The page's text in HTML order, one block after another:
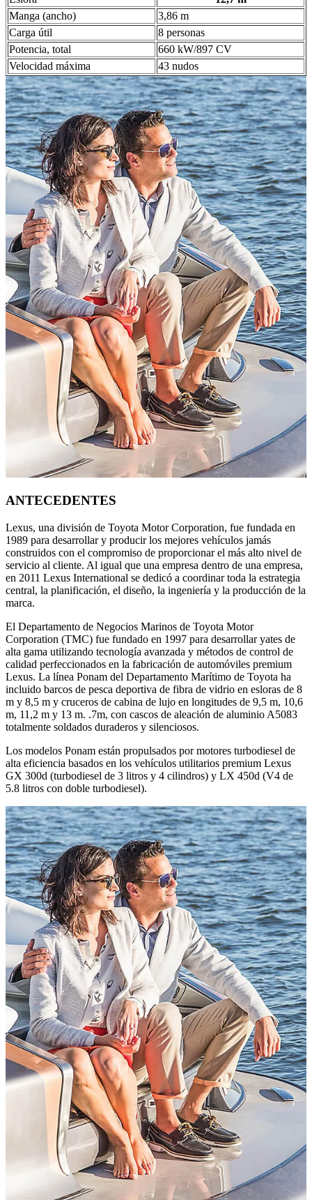
Manga (ancho)
3,86 m
Carga útil
8 personas
Potencia, total
660 kW/897 CV
Velocidad máxima
43 nudos
ANTECEDENTES
Lexus, una división de Toyota Motor Corporation, fue fundada en
1989 para desarrollar y producir los mejores vehículos jamás
construidos con el compromiso de proporcionar el más alto nivel de
servicio al cliente. Al igual que una empresa dentro de una empresa,
en 2011 Lexus International se dedicó a coordinar toda la estrategia
central, la planificación, el diseño, la ingeniería y la producción de la
marca.
El Departamento de Negocios Marinos de Toyota Motor
Corporation (TMC) fue fundado en 1997 para desarrollar yates de
alta gama utilizando tecnología avanzada y métodos de control de
calidad perfeccionados en la fabricación de automóviles premium
Lexus. La línea Ponam del Departamento Marítimo de Toyota ha
incluido barcos de pesca deportiva de fibra de vidrio en esloras de 8
m y 8,5 m y cruceros de cabina de lujo en longitudes de 9,5 m, 10,6
m, 11,2 m y 13 m. .7m, con cascos de aleación de aluminio A5083
totalmente soldados duraderos y silenciosos.
Los modelos Ponam están propulsados por motores turbodiesel de
alta eficiencia basados en los vehículos utilitarios premium Lexus
GX 300d (turbodiesel de 3 litros y 4 cilindros) y LX 450d (V4 de
5.8 litros con doble turbodiesel).